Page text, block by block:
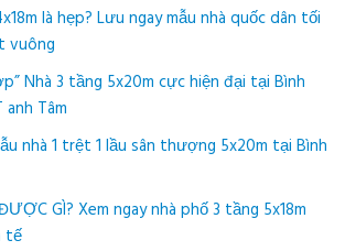
là hẹp? Lưu ngay mẫu nhà quốc dân tối
vuông
Nhà 3 tầng 5x20m cực hiện đại tại Bình
anh Tâm
nhà 1 trệt 1 lầu sân thượng 5x20m tại Bình
GÌ? Xem ngay nhà phố 3 tầng 5x18m
tế